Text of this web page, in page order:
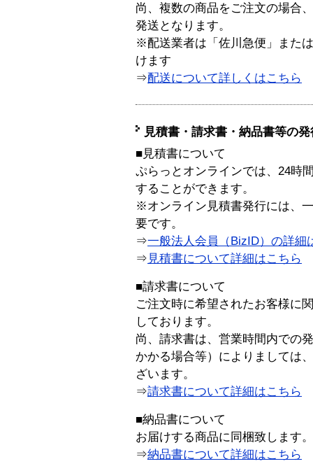
尚、複数の商品をご注文の場合
発送となります。
※配送業者は「佐川急便」また
けます
⇒配送について詳しくはこちら
見積書・請求書・納品書等の
■見積書について
ぷらっとオンラインでは、24時
することができます。
※オンライン見積書発行には、
要です。
⇒一般法人会員（BizID）の詳細
⇒ 見積書について詳細はこちら
■請求書について
ご注文時に希望されたお客様に
しております。
尚、請求書は、営業時間内での
かかる場合等）によりましては
ざいます。
⇒請求書について詳細はこちら
■納品書について
お届けする商品に同梱致します。
⇒納品書について詳細はこちら